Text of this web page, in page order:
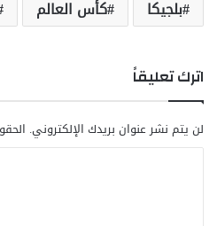
بلجيكا كأس العالم
اترك تعليقاً
لن يتم نشر عنوان بريدك الإلكتروني.